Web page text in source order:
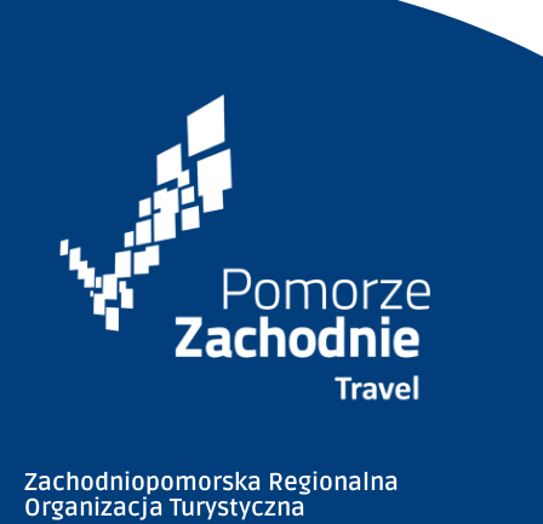
Zachodniopomorska Regionalna
Organizacja Turystyczna